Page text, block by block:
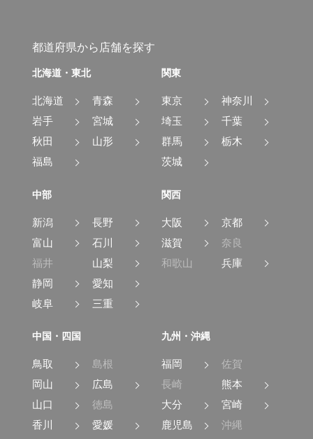
都道府県から店舗を探す
北海道・東北
北海道
青森
岩手
宮城
秋田
山形
福島
関東
東京
神奈川
埼玉
千葉
群馬
栃木
茨城
中部
新潟
長野
富山
石川
福井
山梨
静岡
愛知
岐阜
三重
関西
大阪
京都
滋賀
奈良
和歌山
兵庫
中国・四国
鳥取
島根
岡山
広島
山口
徳島
香川
愛媛
九州・沖縄
福岡
佐賀
長崎
熊本
大分
宮崎
鹿児島
沖縄